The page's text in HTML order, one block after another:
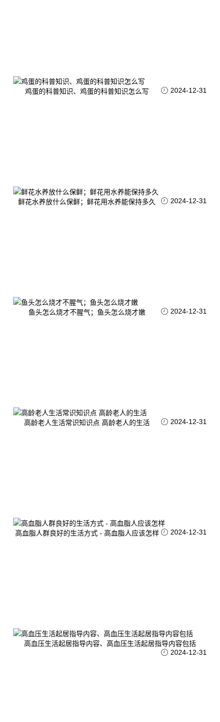
鸡蛋的科普知识、鸡蛋的科普知识怎么写 2024-12-31
鲜花水养放什么保鲜；鲜花用水养能保持多久 2024-12-31
鱼头怎么烧才不腥气；鱼头怎么烧才嫩 2024-12-31
高龄老人生活常识知识点 高龄老人的生活 2024-12-31
高血脂人群良好的生活方式 - 高血脂人应该怎样 2024-12-31
高血压生活起居指导内容、高血压生活起居指导内容包括
2024-12-31